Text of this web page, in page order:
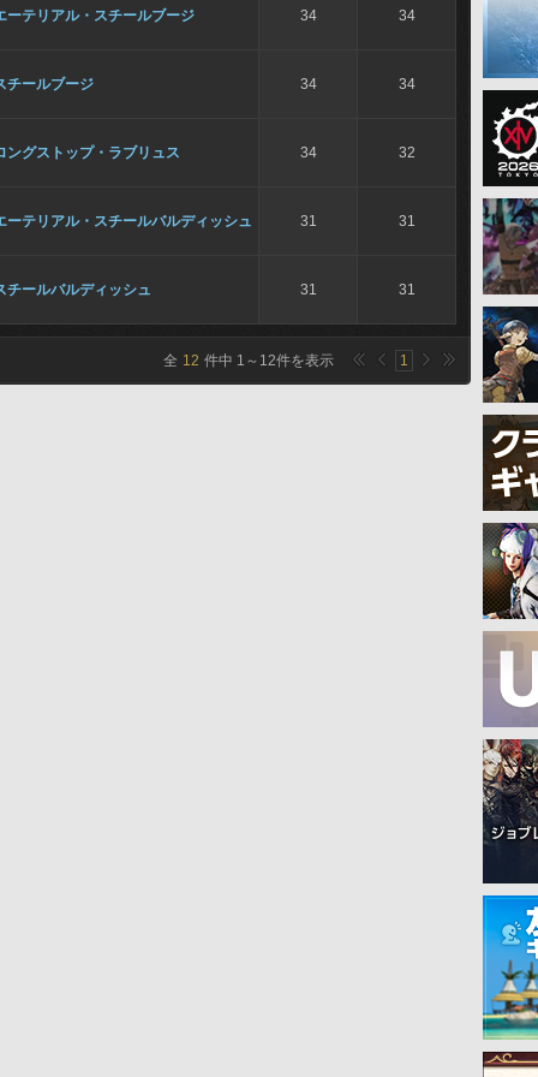
ーテリアル・スチールブージ 34 34
チールブージ 34 34
ングストップ・ラブリュス 34 32
ーテリアル・スチールバルディッシュ 31 31
チールバルディッシュ 31 31
全 12 件中 1 ～ 12件を表示 1